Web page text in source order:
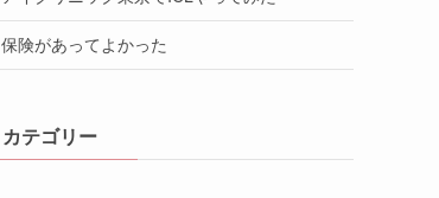
保険があってよかった
カテゴリー